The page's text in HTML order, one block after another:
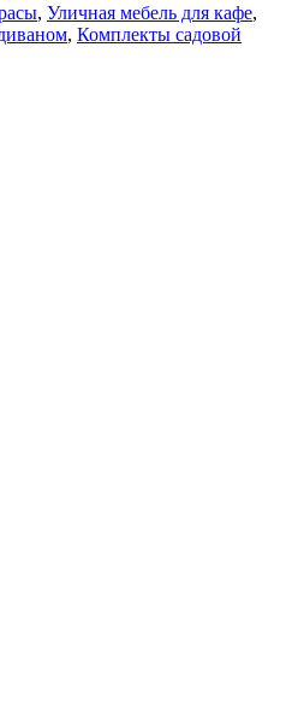
, Уличная мебель для кафе,
, Комплекты садовой